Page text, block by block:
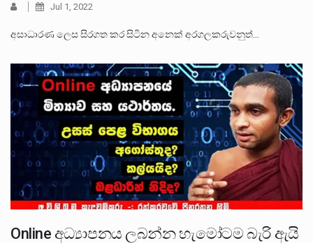
Jul 1, 2022
අසාධාරණ ලෙස සිරගත කර සිටින අනෙක් අරගලකරුවනුත්…
Online අධ්‍යාපනය ලබන්න හැමෝටම බැරි ඇයි